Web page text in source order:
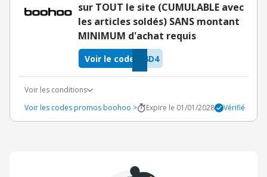
sur TOUT le site (CUMULABLE avec
les articles soldés) SANS montant
MINIMUM d'achat requis
4D4
Voir le code
Voir les conditions
Voir les codes promos boohoo >
Expire le 01/01/2028 Vérifié